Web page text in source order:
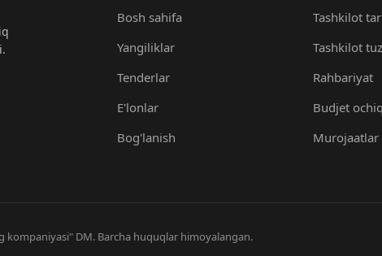
Bosh sahifa
Yangiliklar
Tenderlar
E'lonlar
Bog'lanish
Tashkilot
Tashkilot
Rahbariyat
Budjet
Murojaatlar
DM. Barcha huquqlar himoyalangan.